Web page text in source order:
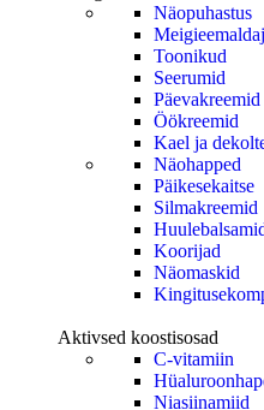
Näopuhastus
Toonikud
Seerumid
Päevakreemid
Öökreemid
Kael ja
Näohapped
Päikesekaitse
Silmakreemid
Koorijad
Näomaskid
Aktivsed koostisosad
C-vitamiin
Niasiinamiid